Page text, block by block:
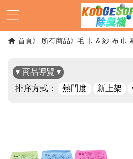
首頁 所有商品 毛 巾 & 紗 布 巾
▾ 商品導覽 ▾
排序方式：
熱門度 新上架